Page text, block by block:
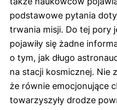
podstawowe pytania
trwania misji. Do tej pory
pojawiły się żadne
o tym, jak długo
na stacji kosmicznej. Nie
że równie emocjonujące
towarzyszyły drodze